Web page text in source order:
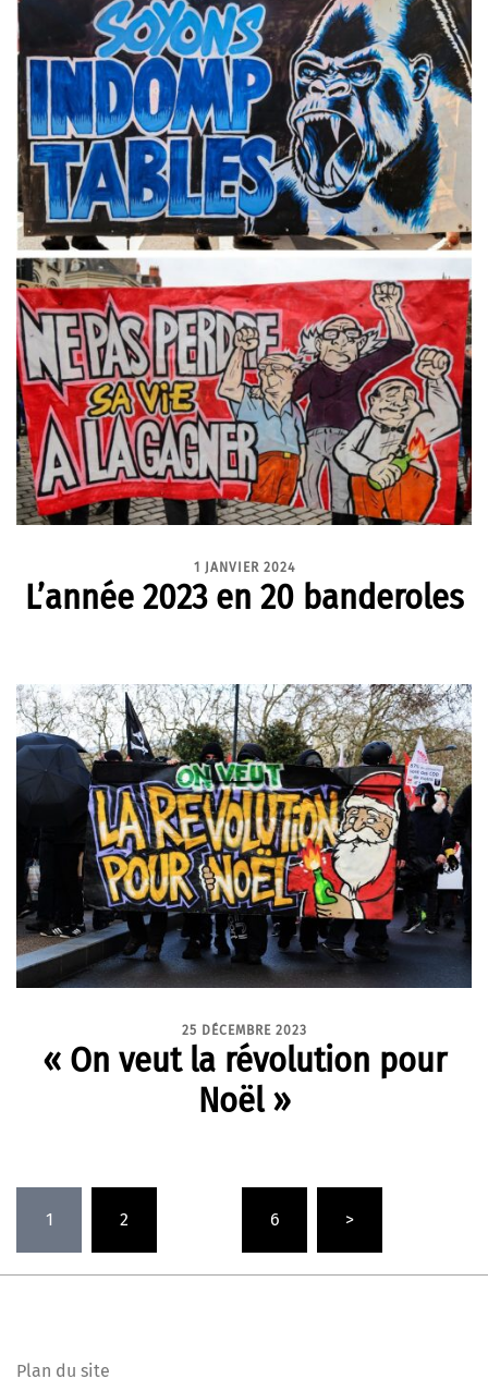
1 JANVIER 2024
L’année 2023 en 20 banderoles
25 DÉCEMBRE 2023
« On veut la révolution pour
Noël »
des
publications
1 2 6 >
Plan du site